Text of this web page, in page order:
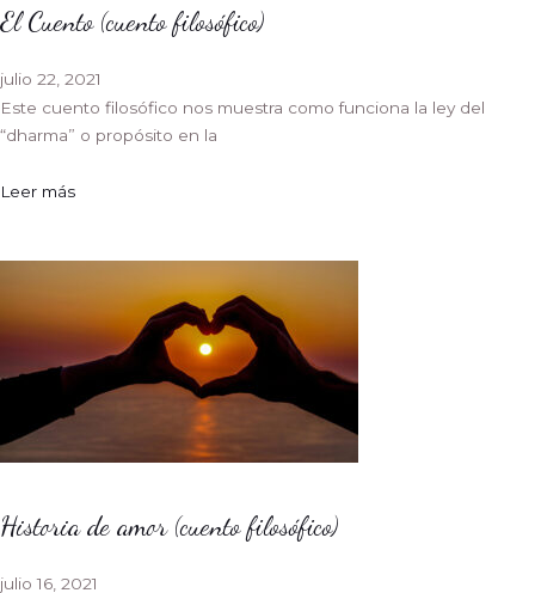
El Cuento (cuento filosófico)
julio 22, 2021
Este cuento filosófico nos muestra como funciona la ley del
“dharma” o propósito en la
Leer más
Historia de amor (cuento filosófico)
julio 16, 2021